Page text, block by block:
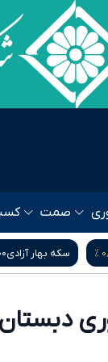
صمت
نیم سکه